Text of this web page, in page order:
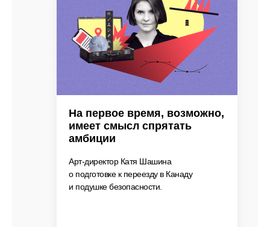
На первое время, возможно,
имеет смысл спрятать
амбиции
Арт-директор Катя Шашина
о подготовке к переезду в Канаду
и подушке безопасности.